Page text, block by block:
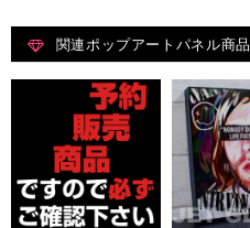
関連ポップアートパネル商品